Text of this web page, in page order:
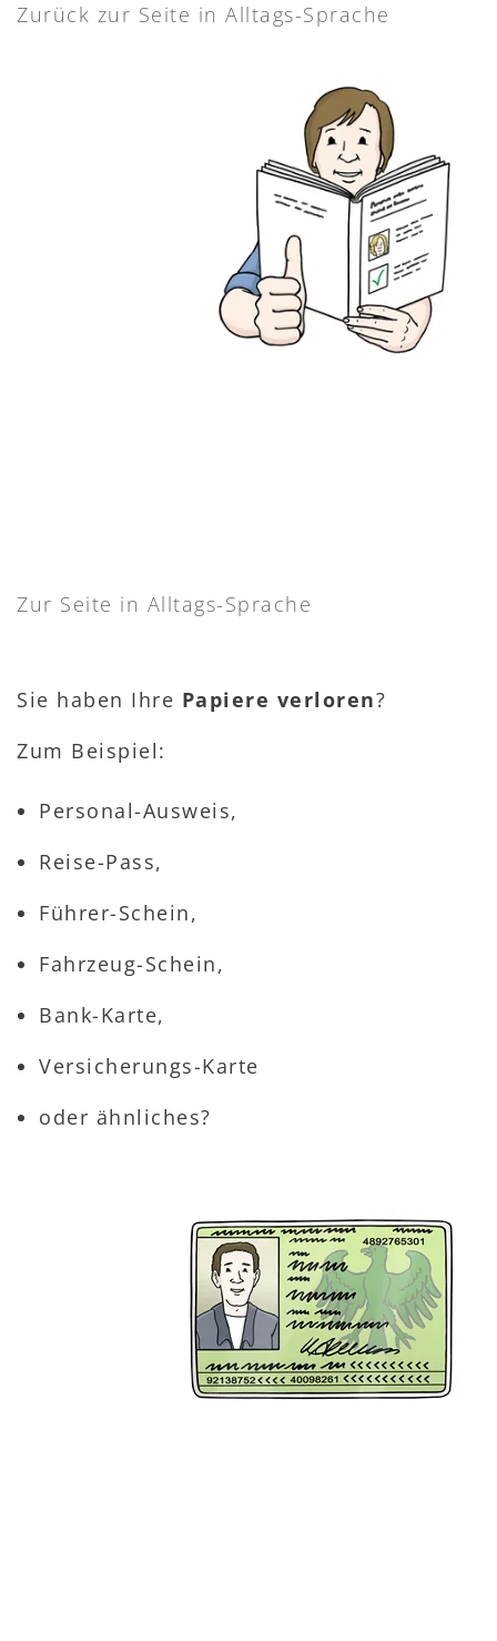
Zurück zur Seite in Alltags-Sprache
Zur Seite in Alltags-Sprache
Sie haben Ihre Papiere verloren?
Zum Beispiel:
Personal-Ausweis,
Reise-Pass,
Führer-Schein,
Fahrzeug-Schein,
Bank-Karte,
Versicherungs-Karte
oder ähnliches?